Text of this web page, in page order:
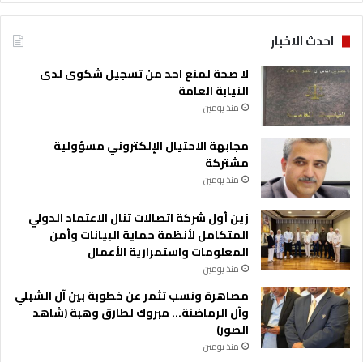
احدث الاخبار
لا صحة لمنع احد من تسجيل شكوى لدى
النيابة العامة
منذ يومين
مجابهة الاحتيال الإلكتروني مسؤولية
مشتركة
منذ يومين
زين أول شركة اتصالات تنال الاعتماد الدولي
المتكامل لأنظمة حماية البيانات وأمن
المعلومات واستمرارية الأعمال
منذ يومين
مصاهرة ونسب تثمر عن خطوبة بين آل الشبلي
وآل الرماضنة… مبروك لطارق وهبة (شاهد
الصور)
منذ يومين